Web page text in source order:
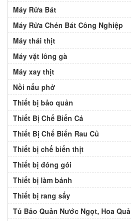
Máy Rửa Bát
Máy Rửa Chén Bát Công Nghiệp
Máy thái thịt
Máy vặt lông gà
Máy xay thịt
Nồi nấu phở
Thiết bị bảo quản
Thiết Bị Chế Biến Cá
Thiết Bị Chế Biến Rau Củ
Thiết bị chế biến thịt
Thiết bị đóng gói
Thiết bị làm bánh
Thiết bị rang sấy
Tủ Bảo Quản Nước Ngọt, Hoa Quả